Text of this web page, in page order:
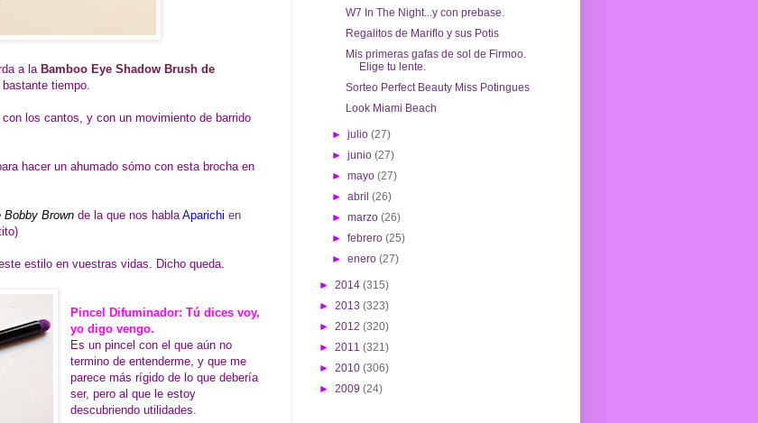
a la Bamboo Eye Shadow Brush de
tiempo.
los cantos, y con un movimiento de barrido
hacer un ahumado sómo con esta brocha en
Bobby Brown de la que nos hablaAparichi en
estilo en vuestras vidas. Dicho queda.
Pincel Difuminador: Tú dices voy,
yo digo vengo.
Es un pincel con el que aún no
termino de entenderme, y que me
parece más rígido de lo que debería
ser, pero al que le estoy
descubriendo utilidades.
W7 In The Night...y con prebase.
Regalitos de Mariflo y sus Potis
Mis primeras gafas de sol de Firmoo.
Elige tu lente.
Sorteo Perfect Beauty Miss Potingues
Look Miami Beach
►julio(27)
►junio(27)
►mayo(27)
►abril(26)
►marzo(26)
►febrero(25)
►enero(27)
► 2014 (315)
► 2013 (323)
► 2012 (320)
► 2011 (321)
► 2010 (306)
► 2009 (24)